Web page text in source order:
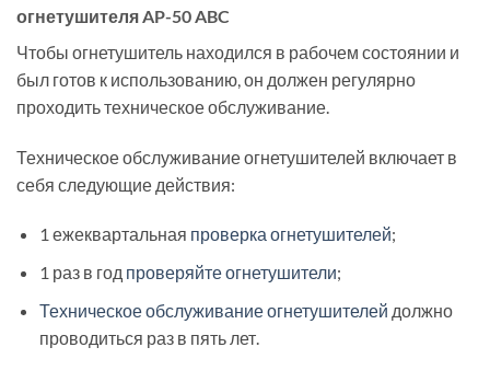
огнетушителяAP-50 ABC
Чтобы огнетушитель находился в рабочем состоянии и
был готов к использованию, он должен регулярно
проходить техническое обслуживание.
Техническое обслуживание огнетушителей включает в
себя следующие действия:
1 ежеквартальная проверка огнетушителей;
1 раз в год проверяйте огнетушители;
Техническое обслуживание огнетушителей должно
проводиться раз в пять лет.